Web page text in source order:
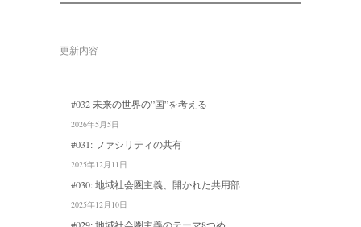
更新内容
#032 未来の世界の”国”を考える
2026年5月5日
#031: ファシリティの共有
2025年12月11日
#030: 地域社会圏主義、開かれた共用部
2025年12月10日